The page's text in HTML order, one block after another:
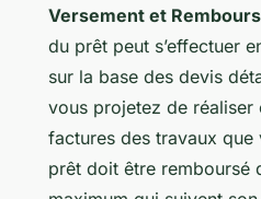
Versement et
du prêt peut s’effectuer
sur la base des devis
vous projetez de réaliser
factures des travaux que
prêt doit être remboursé